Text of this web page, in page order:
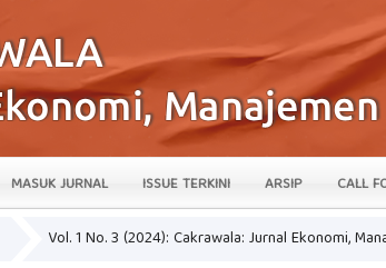
MASUK JURNAL ISSUE TERKINI ARSIP CALL
Vol. 1 No. 3 (2024): Cakrawala: Jurnal Ekonomi,